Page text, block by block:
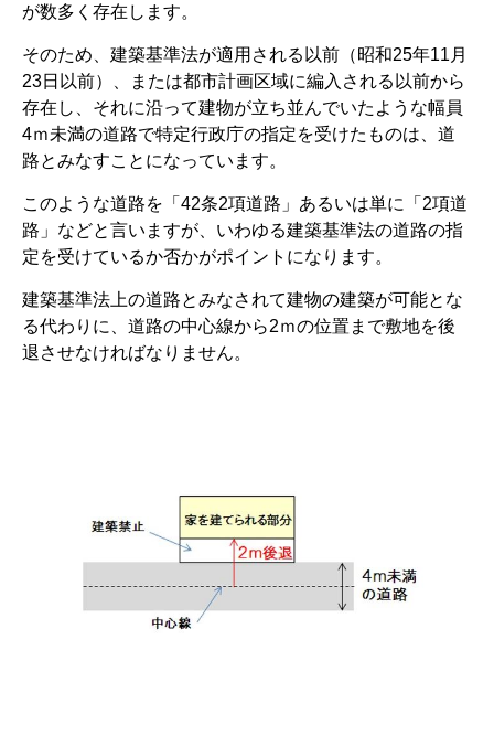
が数多く存在します。
そのため、建築基準法が適用される以前（昭和25年11月
23日以前）、または都市計画区域に編入される以前から
存在し、それに沿って建物が立ち並んでいたような幅員
4ｍ未満の道路で特定行政庁の指定を受けたものは、道
路とみなすことになっています。
このような道路を「42条2項道路」あるいは単に「2項道
路」などと言いますが、いわゆる建築基準法の道路の指
定を受けているか否かがポイントになります。
建築基準法上の道路とみなされて建物の建築が可能とな
る代わりに、道路の中心線から2ｍの位置まで敷地を後
退させなければなりません。